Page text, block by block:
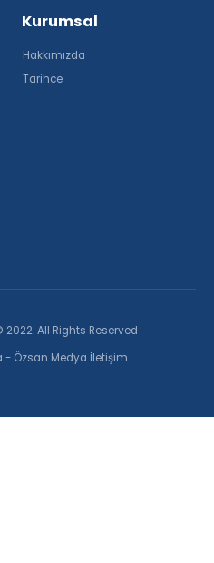
Kurumsal
Hakkımızda
Tarihce
2022. All Rights Reserved
- Özsan Medya İletişim